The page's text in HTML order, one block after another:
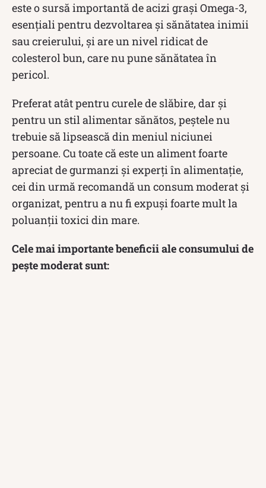
este o sursă importantă de acizi grași Omega-3,
esențiali pentru dezvoltarea și sănătatea inimii
sau creierului, și are un nivel ridicat de
colesterol bun, care nu pune sănătatea în
pericol.
Preferat atât pentru curele de slăbire, dar și
pentru un stil alimentar sănătos, peștele nu
trebuie să lipsească din meniul niciunei
persoane. Cu toate că este un aliment foarte
apreciat de gurmanzi și experți în alimentație,
cei din urmă recomandă un consum moderat și
organizat, pentru a nu fi expuși foarte mult la
poluanții toxici din mare.
Cele mai importante beneficii ale consumului de
pește moderat sunt: